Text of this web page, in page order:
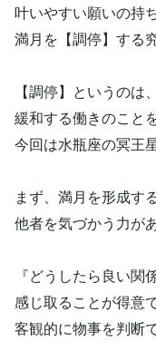
叶いやすい願いの持
満月を【調停】する
【調停】というの
緩和する働きのこと
今回は水瓶座の冥王
まず、満月を形成す
他者を気づかう力が
『どうしたら良い関
感じ取ることが得意
客観的に物事を判断